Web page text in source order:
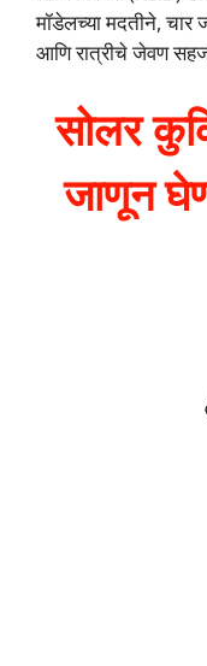
मॉडेलच्या मदतीने, चार
आणि रात्रीचे जेवण
सोलर
जाणून